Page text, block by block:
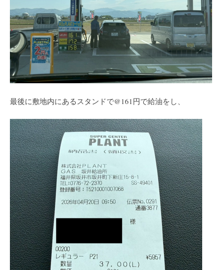
最後に敷地内にあるスタンドで@161円で給油をし、